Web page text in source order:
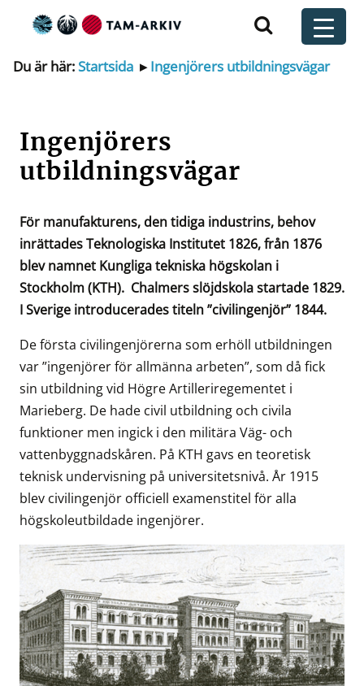
Huvudnavigering
Du är här:Startsida ▸Ingenjörers utbildningsvägar
Ingenjörers
utbildningsvägar
För manufakturens, den tidiga industrins, behov
inrättades Teknologiska Institutet 1826,från 1876
blev namnet Kungliga tekniska högskolan i
Stockholm (KTH). Chalmers slöjdskola startade 1829.
I Sverige introducerades titeln ”civilingenjör” 1844.
De första civilingenjörerna som erhöll utbildningen
var ”ingenjörer för allmänna arbeten”, som då fick
sin utbildning vid Högre Artilleriregementet i
Marieberg. De hade civil utbildning och civila
funktioner men ingick i den militära Väg- och
vattenbyggnadskåren. På KTH gavs en teoretisk
teknisk undervisning på universitetsnivå. År 1915
blev civilingenjör officiell examenstitel för alla
högskoleutbildade ingenjörer.